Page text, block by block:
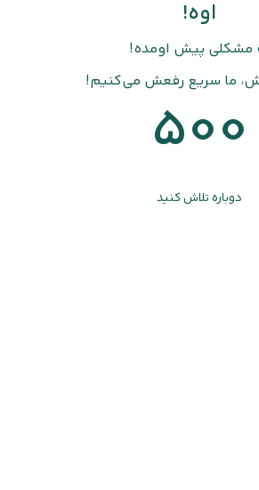
اوه!
مشکلی پیش اومده!
ما سریع رفعش می‌کنیم!
500
دوباره تلاش کنید